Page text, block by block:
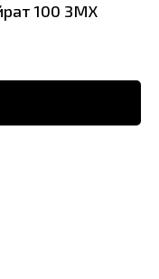
100 3MX